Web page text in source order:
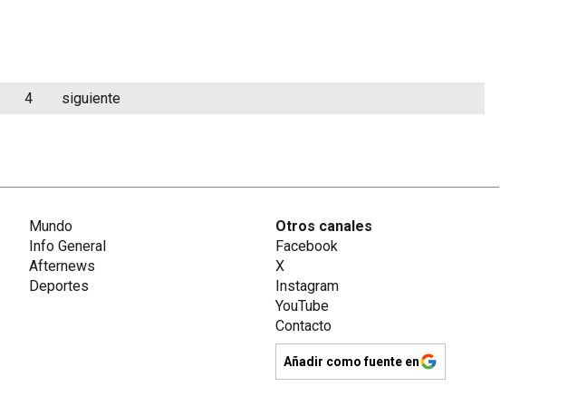
4 siguiente
Mundo
Info General
Afternews
Deportes
Otros canales
Facebook
X
Instagram
YouTube
Contacto
Añadir como fuente en